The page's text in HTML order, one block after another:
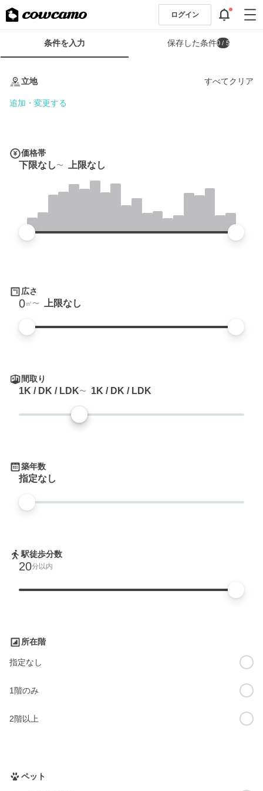
ログイン
条
条件を入力 保存した条件0 / 5
立地 すべてクリア
追加・変更する
価格帯
下限なし 上限なし
広さ
0㎡ 上限なし
間取り
1K / DK / LDK 1K / DK / LDK
築年数
指定なし
駅徒歩分数
20分以内
所在階
指定なし
1階のみ
2階以上
ペット